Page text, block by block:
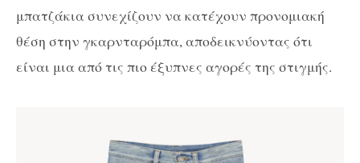
μπατζάκια συνεχίζουν να κατέχουν προνομιακή
θέση στην γκαρνταρόμπα, αποδεικνύοντας ότι
είναι μια από τις πιο έξυπνες αγορές της στιγμής.